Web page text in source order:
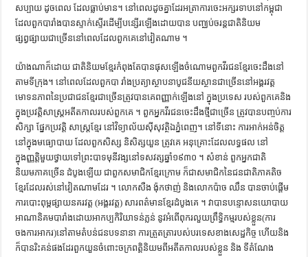
សប្បាយ ដូចពេល ដែលធ្លាប់មាន។ នៅពេលដូចគ្នាដែរអត្រាការចេះអក្សរទាបនៅកម្ពុជា
ដែលពួកបារាំងបានស្ទាក់ស្ទើរដើម្បីបន្សើរឡើងដោយបាន បញ្ឈប់ចរន្តជាតិនិយម
ផ្សព្វផ្សាយជាច្រើននៅពេលដែលពួកគេនៅវៀតណាម ។
យ៉ាងណាក៏ដោយ ជាតិនិយមខ្មែរកំពុងតែបានផុសឡើងចំណោមពួកវីរជនខ្មែរចេះដឹងនៅ
តាមទីក្រុង។ នៅពេលដែលពួកបា រាំងប្រត្យាស្ថាបនាបូជនីយស្ថានជាច្រើននៅអង្គរវត្ត
មោទនភាពនៃប្រជាជនខ្មែរជាច្រើនត្រូវបានគេពញ្ញាក់ឡើងនៅ ក្នុងប្រទេស របស់ពួកគេនិង
ក្នុងប្រវត្តិសាស្ត្រអតីតកាលរបស់ពួកគេ ។ ពួកអ្នកវីរជនចេះដឹងថ្មីជាច្រើន ត្រូវបានបញ្ចប់ការ
សិក្សា ផ្នែកប្រវត្តិ សាស្ត្រខ្មែរ នៅវិទ្យាល័យស៊ីសុវត្ថិឯភ្នំពេញ។ នៅទីនោះ ការអាក់អន់ចិត្ត
នៅក្នុងមធ្យោបាយ ដែលពួកសិស្ស និសិត្សយួន ត្រូវគេ អនុគ្រោះដែលលទ្ធផល នៅ
ក្នុងញ្ញត្តិមួយថ្វាយទៅព្រះបាទមុនីវង្សនៅទសវត្សឆ្នាំ១៩៣០ ។ សំខាន់ ពួកអ្នកជាតិ
និយមភាគច្រើន ដំបូងឡើយ ជាពួកសមាជិកខ្មែរក្រោម ក៏ជាសមាជិកនៃជនជាតិភាគតិច
ខ្មែរដែលរស់នៅវៀតណាមដែរ ។ លោកសឺង ង៉ុកថាញ់ និងលោកប៉ាច ឈឹន បានចាប់ផ្ដើម
ការបោះពុម្ពផ្សាយនគរវត្ត (អង្គរវត្ត) សារពត៌មានខ្មែរដំបូងគេ ។ វាបានបន្ទោសនយោបាយ
អាណានិគមបារាំងដោយអាកប្បកិរិយាទន់ភ្លន់ នូវអំពើពុករលួយព្រឹទ្ធិកម្មរបស់ខ្លួន(ការ
ចងការអាករ)នៅតាមតំបន់ជនបទនានា ការត្រួតត្រារបស់បរទេសខាងសេដ្ឋកិច្ច ហើយនិង
ក៏បានរិះគន់ផងដែរពួកយួនចំពោះចក្រពត្តិនិយមពីអតីតកាលរបស់ខ្លួន និង ទីតំណែង